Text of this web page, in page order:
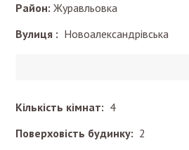
Район: Журавльовка
Вулиця : Новоалександрівська
Кількість кімнат: 4
Поверховість будинку: 2